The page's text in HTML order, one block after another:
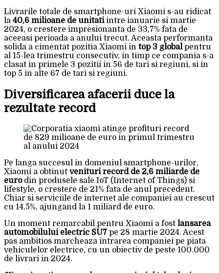
Livrarile totale de smartphone-uri Xiaomi s-au ridicat
la 40,6 milioane de unitatiintre ianuarie si martie
2024, o crestere impresionanta de 33,7% fata de
aceeasi perioada a anului trecut. Aceasta performanta
solida a cimentat pozitia Xiaomi in top 3 globalpentru
al 15-lea trimestru consecutiv, in timp ce compania s-a
clasat in primele 3 pozitii in 56 de tari si regiuni, si in
top 5 in alte 67 de tari si regiuni.
Diversificarea afacerii duce la
rezultate record
Pe langa succesul in domeniul smartphone-urilor,
Xiaomi a obtinut venituri record de 2,6 miliarde de
eurodin produsele sale IoT (Internet of Things) si
lifestyle, o crestere de 21% fata de anul precedent.
Chiar si serviciile de internet ale companiei au crescut
cu 14,5%, ajungand la 1 miliard de euro.
Un moment remarcabil pentru Xiaomi a fost lansarea
automobilului electric SU7 pe 28 martie 2024. Acest
pas ambitios marcheaza intrarea companiei pe piata
vehiculelor electrice, cu un obiectiv de peste 100.000
de livrari in 2024.